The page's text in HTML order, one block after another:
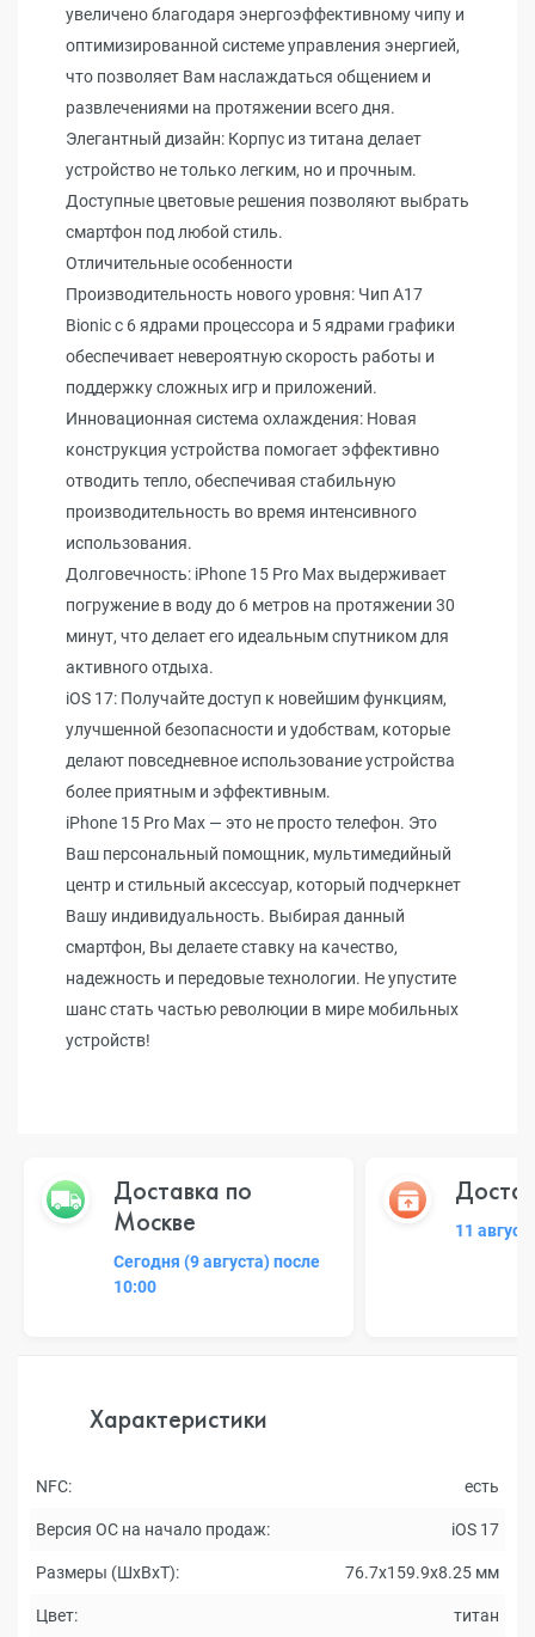
увеличено благодаря энергоэффективному чипу и
оптимизированной системе управления энергией,
что позволяет Вам наслаждаться общением и
развлечениями на протяжении всего дня.
Элегантный дизайн: Корпус из титана делает
устройство не только легким, но и прочным.
Доступные цветовые решения позволяют выбрать
смартфон под любой стиль.
Отличительные особенности
Производительность нового уровня: Чип A17
Bionic с 6 ядрами процессора и 5 ядрами графики
обеспечивает невероятную скорость работы и
поддержку сложных игр и приложений.
Инновационная система охлаждения: Новая
конструкция устройства помогает эффективно
отводить тепло, обеспечивая стабильную
производительность во время интенсивного
использования.
Долговечность: iPhone 15 Pro Max выдерживает
погружение в воду до 6 метров на протяжении 30
минут, что делает его идеальным спутником для
активного отдыха.
iOS 17: Получайте доступ к новейшим функциям,
улучшенной безопасности и удобствам, которые
делают повседневное использование устройства
более приятным и эффективным.
iPhone 15 Pro Max — это не просто телефон. Это
Ваш персональный помощник, мультимедийный
центр и стильный аксессуар, который подчеркнет
Вашу индивидуальность. Выбирая данный
смартфон, Вы делаете ставку на качество,
надежность и передовые технологии. Не упустите
шанс стать частью революции в мире мобильных
устройств!
Доставка по
Москве
Сегодня (9 августа) после
10:00
11
Характеристики
NFC: есть
Версия ОС на начало продаж: iOS 17
Размеры (ШxВxТ): 76.7x159.9x8.25 мм
Цвет: титан